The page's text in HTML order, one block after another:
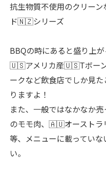
抗生物質不使用のクリー
ド🇳🇿シリーズ
BBQの時にあると盛り上が
🇺🇸アメリカ産🇺🇸Tボー
ークなど飲食店でしか見
りますよ！
また、一般ではなかな
のモモ肉、🇦🇺オーストラ
等、メニューに載ってい
い。